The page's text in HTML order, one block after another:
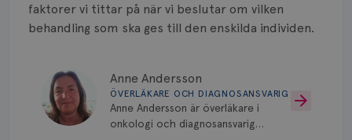
faktorer vi tittar på när vi beslutar om vilken
behandling som ska ges till den enskilda individen.
Anne Andersson
ÖVERLÄKARE OCH DIAGNOSANSVARIG
Anne Andersson är överläkare i
onkologi och diagnosansvarig
Prognos
Spridd bröstcancer
Strålning